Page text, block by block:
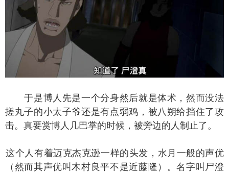
于是博人先是一个分身然后就是体术，然而没法
搓丸子的小太子爷还是有点弱鸡，被八朔给挡住了攻
击。真要赏博人几巴掌的时候，被旁边的人制止了。
人有着迈克杰克逊一样的头发，水月一般的声优
（然而其声优叫木村良平不是近藤隆）。名字叫尸澄